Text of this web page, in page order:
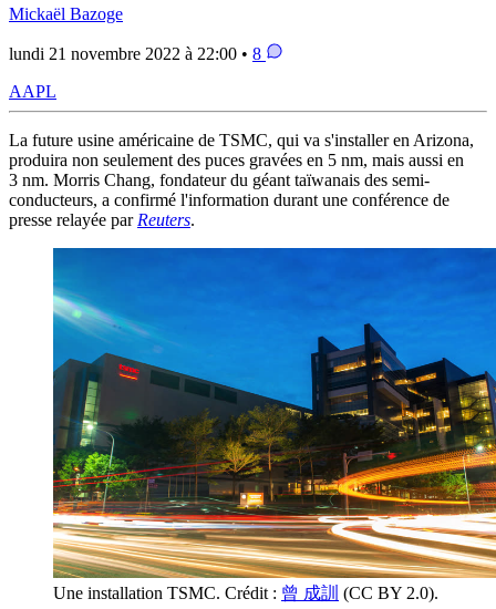
Mickaël Bazoge
lundi 21 novembre 2022 à 22:00 • 8
AAPL
La future usine américaine de TSMC, qui va s'installer en Arizona,
produira non seulement des puces gravées en 5 nm, mais aussi en
3 nm. Morris Chang, fondateur du géant taïwanais des semi-
conducteurs, a confirmé l'information durant une conférence de
presse relayée par Reuters.
Une installation TSMC. Crédit : 曾 成訓 (CC BY 2.0).